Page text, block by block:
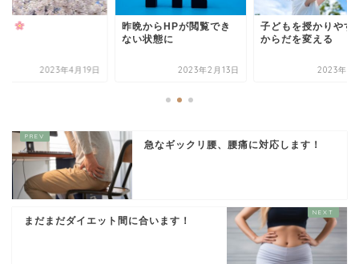
2023年4月19日
昨晩からHPが閲覧でき
ない状態に
2023年2月13日
子どもを授かりやす
からだを変える
2023年8
急なギックリ腰、腰痛に対応します！
まだまだダイエット間に合います！